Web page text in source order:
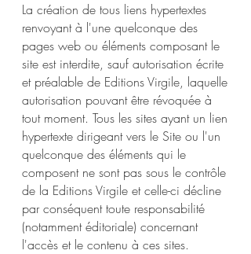
La création de tous liens hypertextes
renvoyant à l'une quelconque des
pages web ou éléments composant le
site est interdite, sauf autorisation écrite
et préalable de Editions Virgile, laquelle
autorisation pouvant être révoquée à
tout moment. Tous les sites ayant un lien
hypertexte dirigeant vers le Site ou l'un
quelconque des éléments qui le
composent ne sont pas sous le contrôle
de la Editions Virgile et celle-ci décline
par conséquent toute responsabilité
(notamment éditoriale) concernant
l'accès et le contenu à ces sites.